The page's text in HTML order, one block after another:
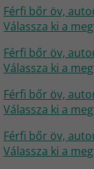
Férfi bőr öv,
Válassza ki a
Férfi bőr öv,
Válassza ki a
Férfi bőr öv,
Válassza ki a
Férfi bőr öv,
Válassza ki a